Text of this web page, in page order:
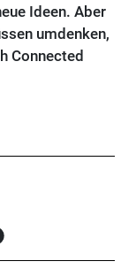
Ideen. Aber
umdenken,
Connected